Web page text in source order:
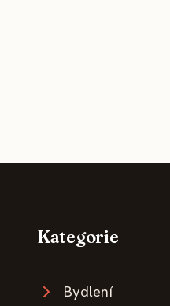
Kategorie
Bydlení